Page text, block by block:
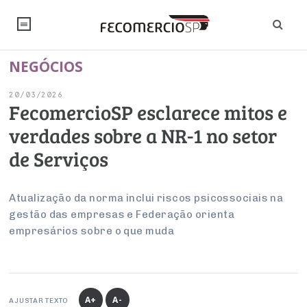
NOTÍCIAS
Artigos
Institucional
PROJETOS ESPECIAIS:
UM BRASIL
Economia
Pesquisas
Brasil
Internacional
Inteligência Artificial
Trabalho
Empresas
Negócios
Varejo
ESG
Últimas Notícias
PESQUISAS
INSTITUCIONAL
Sobre
Negociações Coletivas
Conselho de Turismo
Conselho de Emprego e Relações do Trabalho
EMPRESAS
NEGÓCIOS
20/03/2026
FecomercioSP esclarece mitos e
verdades sobre a NR-1 no setor
de Serviços
Atualização da norma inclui riscos psicossociais na
gestão das empresas e Federação orienta
empresários sobre o que muda
AJUSTAR TEXTO A+ A-